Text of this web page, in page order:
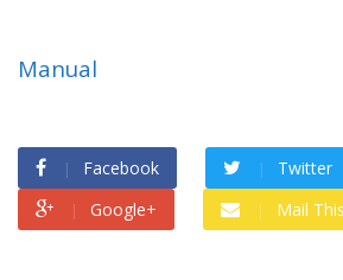
Manual
Facebook
Twitter
Google+
Mail